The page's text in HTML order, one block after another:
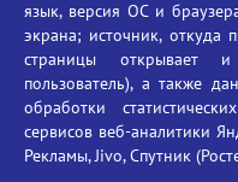
Брянский
имени
Время
язык, версия ОС и
экрана; источник, откуда
страницы открывает
пользователь), а также
обработки
сервисов веб-аналитики
Рекламы, Jivo, Спутник